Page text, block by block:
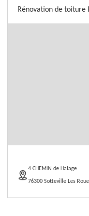
Rénovation de toiture
4 CHEMIN de Halage
76300 Sotteville Les